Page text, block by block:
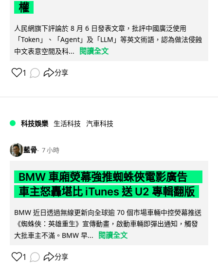
權
人民網旗下評論於 8 月 6 日發表文章，批評中國廣泛使用
「Token」、「Agent」及「LLM」等英文術語，認為做法侵蝕
中文表意空間及科...
閱讀全文
1 分享
科技娛樂 生活科技 汽車科技
藍骨 7 小時
BMW 車廂熒幕強推蜘蛛俠電影廣告
車主怒轟堪比 iTunes 送 U2 專輯翻版
BMW 近日透過無線更新向全球逾 70 個市場車輛中控熒幕推送
《蜘蛛俠：英雄重生》宣傳動畫，啟動車輛即彈出通知，觸發
大批車主不滿。BMW 早...
閱讀全文
1 分享